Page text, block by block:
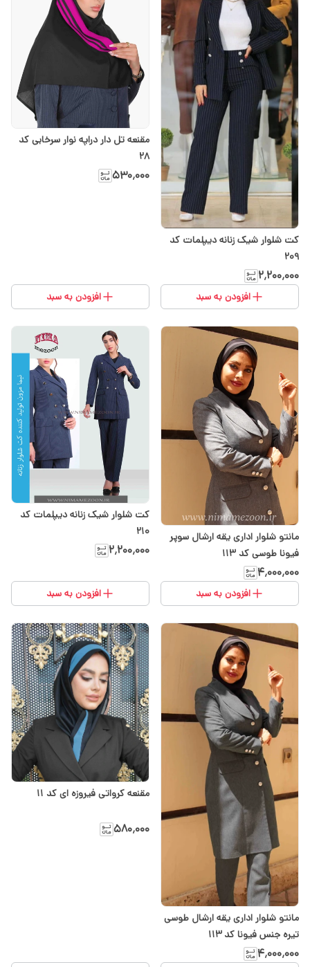
کت شلوار شیک زنانه دیپلمات کد
209
۲٬۲۰۰٬۰۰۰
افزودن به سبد
مقنعه تل دار دراپه نوار سرخابی کد
28
۵۳۰٬۰۰۰
افزودن به سبد
مانتو شلوار اداری یقه ارشال سوپر
فیونا طوسی کد ۱۱۳
۴٬۰۰۰٬۰۰۰
افزودن به سبد
کت شلوار شیک زنانه دیپلمات کد
210
۲٬۲۰۰٬۰۰۰
افزودن به سبد
مانتو شلوار اداری یقه ارشال طوسی
تیره جنس فیونا کد 113
۴٬۰۰۰٬۰۰۰
مقنعه کرواتی فیروزه ای کد ۱۱
۵۸۰٬۰۰۰